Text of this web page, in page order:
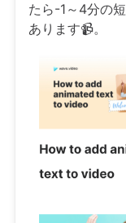
たら-1～4分の
あります📹。